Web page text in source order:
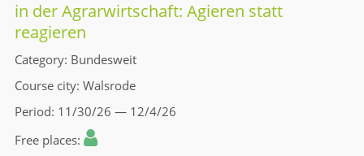
in der Agrarwirtschaft: Agieren statt
reagieren
Category Bundesweit
Course city Walsrode
Period 11/30/26 — 12/4/26
Free places